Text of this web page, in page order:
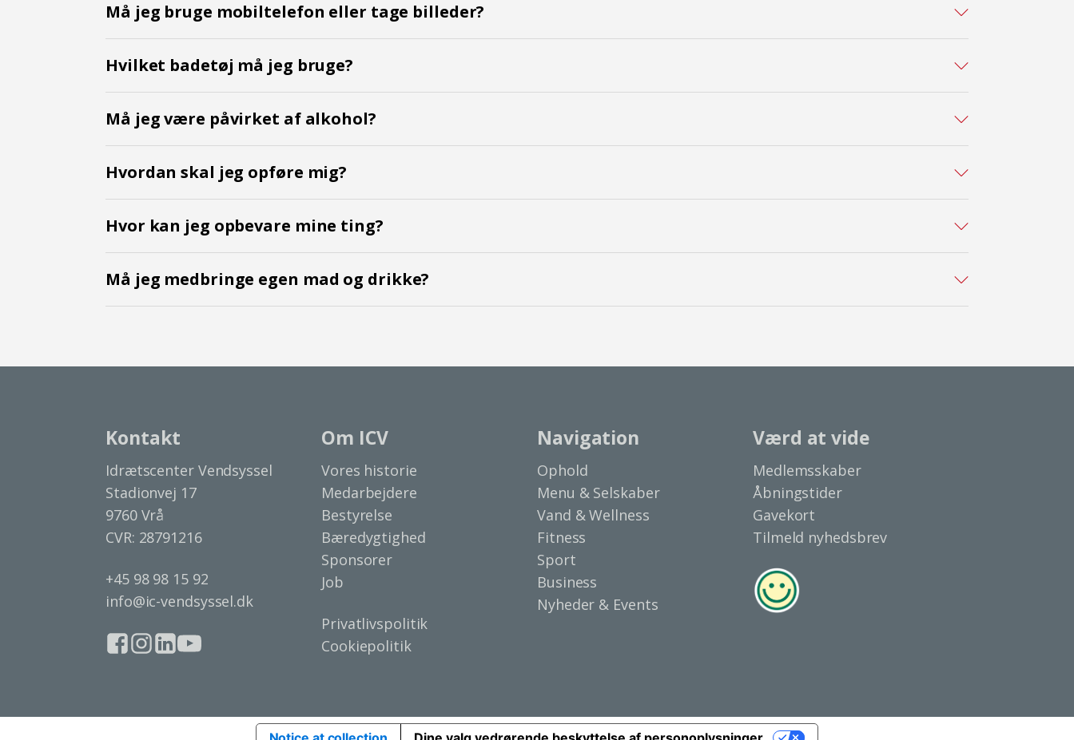
Må jeg bruge mobiltelefon eller tage billeder?
Hvilket badetøj må jeg bruge?
Må jeg være påvirket af alkohol?
Hvordan skal jeg opføre mig?
Hvor kan jeg opbevare mine ting?
Må jeg medbringe egen mad og drikke?
Kontakt
Idrætscenter Vendsyssel
Stadionvej 17
9760 Vrå
CVR: 28791216
+45 98 98 15 92
info@ic-vendsyssel.dk
Om ICV
Vores historie
Medarbejdere
Bestyrelse
Bæredygtighed
Sponsorer
Job
Privatlivspolitik
Cookiepolitik
Navigation
Ophold
Menu & Selskaber
Vand & Wellness
Fitness
Sport
Business
Nyheder & Events
Værd at vide
Medlemsskaber
Åbningstider
Gavekort
Tilmeld nyhedsbrev